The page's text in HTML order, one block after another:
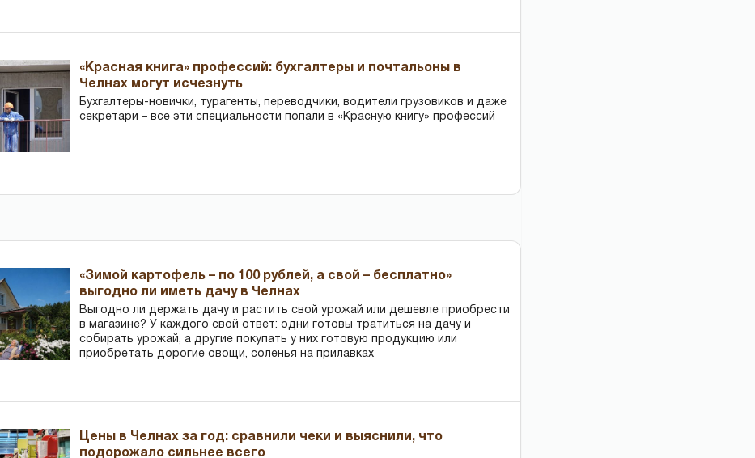
«Красная книга» профессий: бухгалтеры и почтальоны в
Челнах могут исчезнуть
Бухгалтеры-новички, тур­агенты, переводчики, водители грузовиков и даже
секретари – все эти специальности попали в «Красную книгу» профессий
«Зимой картофель – по 100 рублей, а свой – бесплатно»
выгодно ли иметь дачу в Челнах
Выгодно ли держать дачу и растить свой урожай или дешевле приобрести
в магазине? У каждого свой ответ: одни готовы тратиться на дачу и
собирать урожай, а другие покупать у них готовую продукцию или
приобретать дорогие овощи, соленья на прилавках
Цены в Челнах за год: сравнили чеки и выяснили, что
подорожало сильнее всего